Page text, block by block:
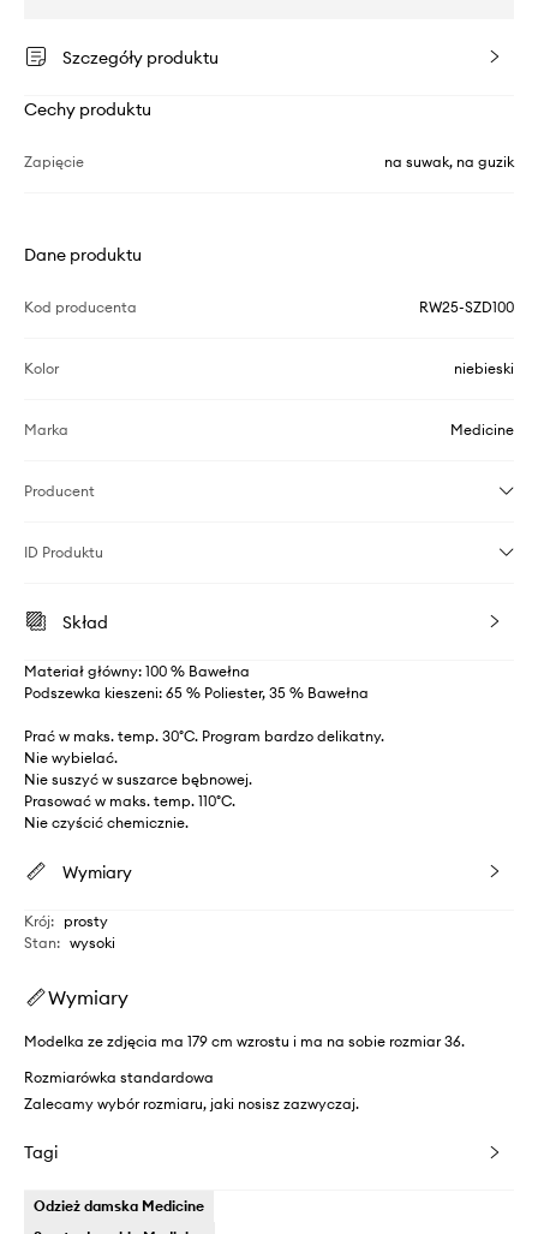
Szczegóły produktu
Cechy produktu
Zapięcie na suwak, na guzik
Dane produktu
Kod producenta RW25-SZD100
Kolor niebieski
Marka Medicine
Producent
ID Produktu
Skład
Materiał główny: 100 % Bawełna
Podszewka kieszeni: 65 % Poliester, 35 % Bawełna
Prać w maks. temp. 30°C. Program bardzo delikatny.
Nie wybielać.
Nie suszyć w suszarce bębnowej.
Prasować w maks. temp. 110°C.
Nie czyścić chemicznie.
Wymiary
Krój: prosty
Stan: wysoki
Wymiary
Modelka ze zdjęcia ma 179 cm wzrostu i ma na sobie rozmiar 36.
Rozmiarówka standardowa
Zalecamy wybór rozmiaru, jaki nosisz zazwyczaj.
Tagi
Odzież damska Medicine